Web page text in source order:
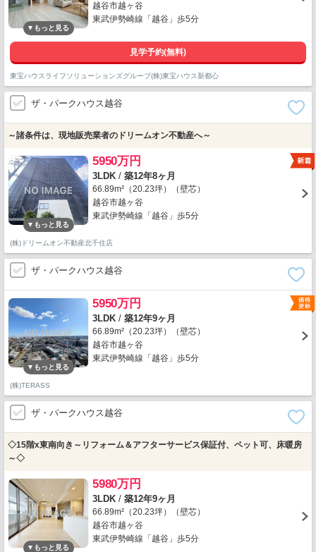
越谷市越ヶ谷
東武伊勢崎線「越谷」歩5分
見学予約(無料)
東宝ハウスライフソリューションズグループ(株)東宝ハウス新都心
ザ・パークハウス越谷
～諸条件は、現地販売業者のドリームオン不動産へ～
5950万円
3LDK / 築12年8ヶ月
66.89m²（20.23坪）（壁芯）
越谷市越ヶ谷
東武伊勢崎線「越谷」歩5分
(株)ドリームオン不動産北千住店
ザ・パークハウス越谷
5950万円
3LDK / 築12年9ヶ月
66.89m²（20.23坪）（壁芯）
越谷市越ヶ谷
東武伊勢崎線「越谷」歩5分
(株)TERASS
ザ・パークハウス越谷
◇15階x東南向き～リフォーム＆アフターサービス保証付、ペット可、床暖房
～◇
5980万円
3LDK / 築12年9ヶ月
66.89m²（20.23坪）（壁芯）
越谷市越ヶ谷
東武伊勢崎線「越谷」歩5分